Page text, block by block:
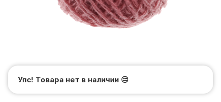
Упс! Товара нет в наличии 😔